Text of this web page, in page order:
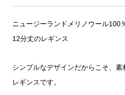
ニュージーランドメリノウール100
12分丈のレギンス
シンプルなデザインだからこそ、
レギンスです。